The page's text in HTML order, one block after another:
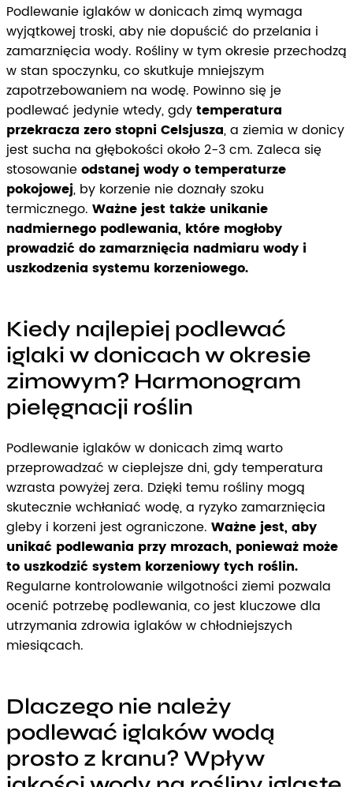
Podlewanie iglaków w donicach zimą wymaga
wyjątkowej troski, aby nie dopuścić do przelania i
zamarznięcia wody. Rośliny w tym okresie przechodzą
w stan spoczynku, co skutkuje mniejszym
zapotrzebowaniem na wodę. Powinno się je
podlewać jedynie wtedy, gdytemperatura
przekracza zero stopni Celsjusza, a ziemia w donicy
jest sucha na głębokości około 2-3 cm. Zaleca się
stosowanieodstanej wody o temperaturze
pokojowej, by korzenie nie doznały szoku
termicznego. Ważne jest także unikanie
nadmiernego podlewania, które mogłoby
prowadzić do zamarznięcia nadmiaru wody i
uszkodzenia systemu korzeniowego.
Kiedy najlepiej podlewać
iglaki w donicach w okresie
zimowym? Harmonogram
pielęgnacji roślin
Podlewanie iglaków w donicach zimą warto
przeprowadzać w cieplejsze dni, gdy temperatura
wzrasta powyżej zera. Dzięki temu rośliny mogą
skutecznie wchłaniać wodę, a ryzyko zamarznięcia
gleby i korzeni jest ograniczone. Ważne jest, aby
unikać podlewania przy mrozach, ponieważ może
to uszkodzić system korzeniowy tych roślin.
Regularne kontrolowanie wilgotności ziemi pozwala
ocenić potrzebę podlewania, co jest kluczowe dla
utrzymania zdrowia iglaków w chłodniejszych
miesiącach.
Dlaczego nie należy
podlewać iglaków wodą
prosto z kranu? Wpływ